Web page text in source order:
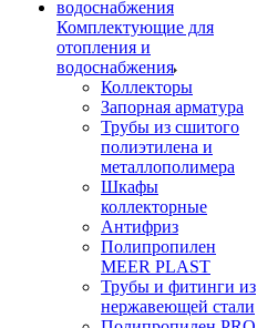
Комплектующие для
отопления и
водоснабжения
Коллекторы
Запорная арматура
Трубы из сшитого
полиэтилена и
металлополимера
Шкафы
коллекторные
Антифриз
Полипропилен
MEER PLAST
Трубы и фитинги из
нержавеющей стали